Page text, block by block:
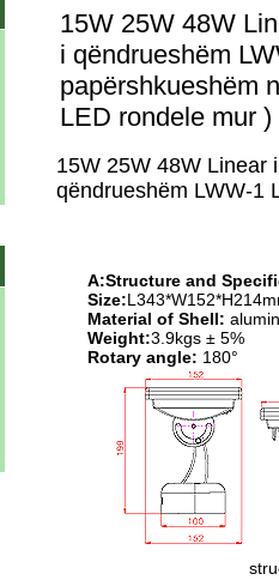
15W 25W 48W
i qëndrueshëm
papërshkueshëm
LED rondele mur )
15W 25W 48W Linear
qëndrueshëm LWW-1
A:Structure and
Size:
Material of Shell:
Weight:3.9kgs ± 5%
Rotary angle: 180°